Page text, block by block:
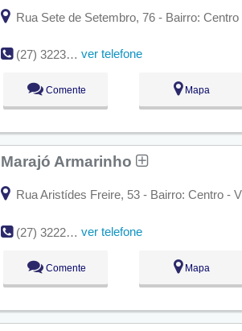
Rua Sete de Setembro, 76 - Bairro:
(27) 3223-1958 ver telefone
Comente Mapa
Marajó Armarinho
Rua Aristídes Freire, 53 - Bairro: Centro -
(27) 3222-0810 ver telefone
Comente Mapa